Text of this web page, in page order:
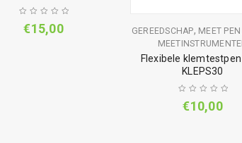
€15,00 GEREEDSCHAP, MEET
Flexibele
KLEPS30
€10,00